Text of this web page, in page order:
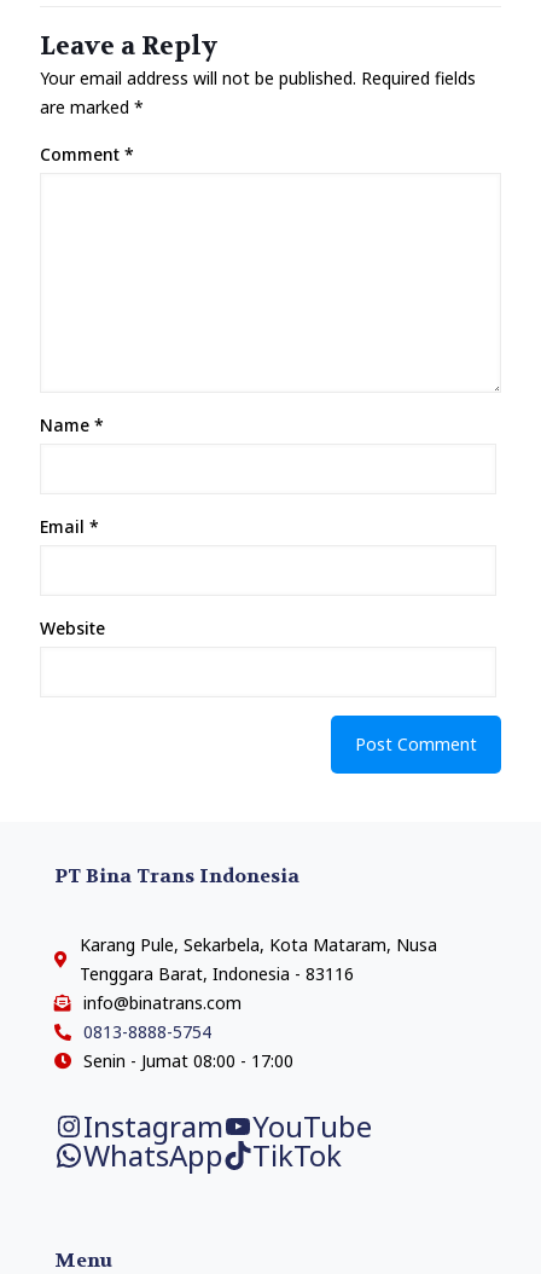
Leave a Reply
Your email address will not be published. Required fields
are marked *
Comment *
Name *
Email *
Website
PT Bina Trans Indonesia
Karang Pule, Sekarbela, Kota Mataram, Nusa
Tenggara Barat, Indonesia - 83116
info@binatrans.com
0813-8888-5754
Senin - Jumat 08:00 - 17:00
Instagram YouTube
WhatsApp TikTok
Menu